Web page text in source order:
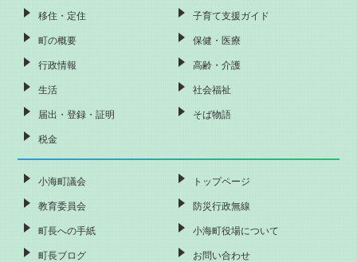
移住・定住
町の概要
行政情報
生活
届出・登録・証明
税金
子育て支援ガイド
保健・医療
高齢・介護
社会福祉
そば物語
小海町議会
教育委員会
町長への手紙
町長ブログ
トップページ
防災行政無線
小海町役場について
お問い合わせ